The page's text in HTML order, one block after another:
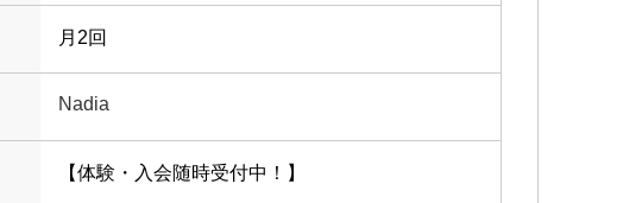
月2回
Nadia
【体験・入会随時受付中！】